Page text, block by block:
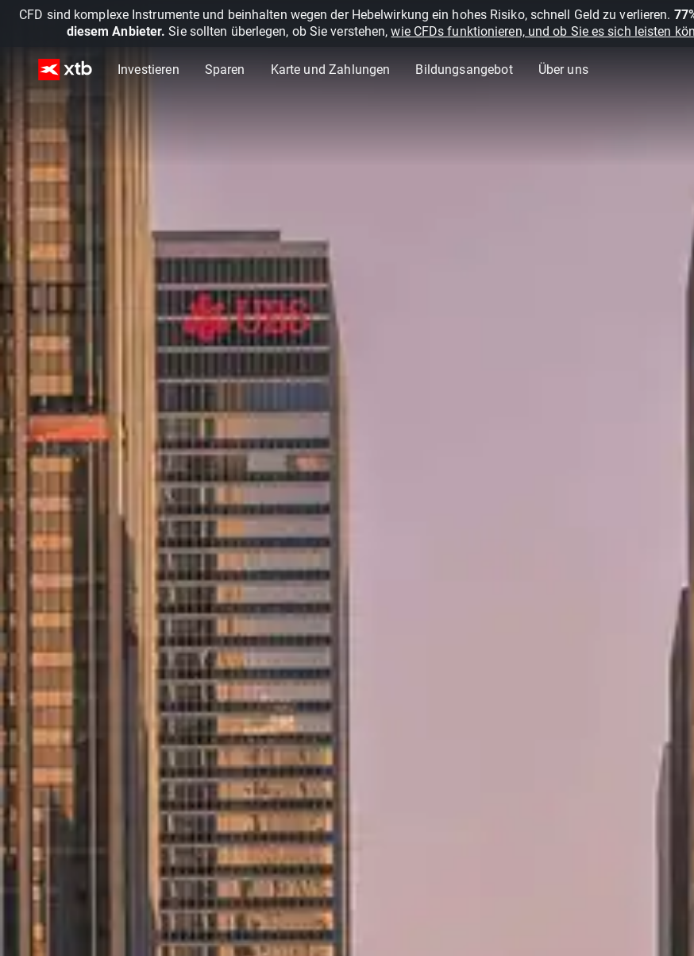
CFD sind komplexe Instrumente und beinhalten wegen der Hebelwirkung ein hohes Risiko, schnell Geld zu verlieren.
diesem Anbieter. Sie sollten überlegen, ob Sie verstehen,wie CFDs funktionieren, und ob Sie es sich leisten
Investieren Sparen Karte und Zahlungen Bildungsangebot Über uns